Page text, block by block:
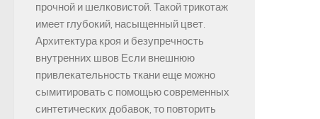
прочной и шелковистой. Такой трикотаж
имеет глубокий, насыщенный цвет.
Архитектура кроя и безупречность
внутренних швов Если внешнюю
привлекательность ткани еще можно
сымитировать с помощью современных
синтетических добавок, то повторить